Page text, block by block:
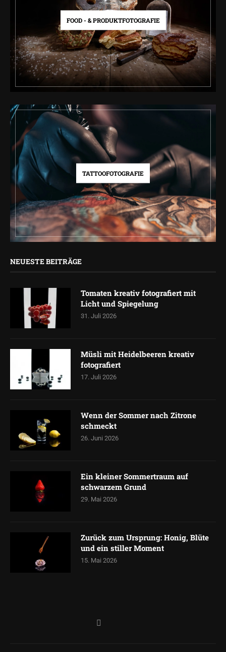
FOOD - & PRODUKTFOTOGRAFIE
TATTOOFOTOGRAFIE
NEUESTE BEITRÄGE
Tomaten kreativ fotografiert mit
Licht und Spiegelung
31. Juli 2026
Müsli mit Heidelbeeren kreativ
fotografiert
17. Juli 2026
Wenn der Sommer nach Zitrone
schmeckt
26. Juni 2026
Ein kleiner Sommertraum auf
schwarzem Grund
29. Mai 2026
Zurück zum Ursprung: Honig, Blüte
und ein stiller Moment
15. Mai 2026